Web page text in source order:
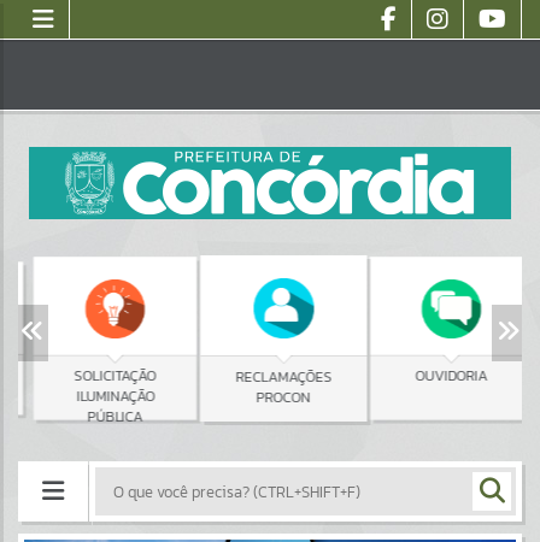
SOLICITAÇÃO
ILUMINAÇÃO
PÚBLICA
RECLAMAÇÕES
PROCON
OUVIDORIA